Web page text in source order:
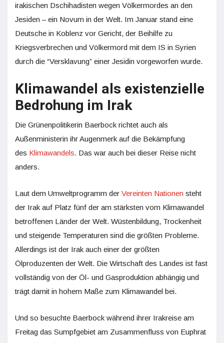
irakischen Dschihadisten wegen Völkermordes an den
Jesiden – ein Novum in der Welt. Im Januar stand eine
Deutsche in Koblenz vor Gericht, der Beihilfe zu
Kriegsverbrechen und Völkermord mit dem IS in Syrien
durch die “Versklavung” einer Jesidin vorgeworfen wurde.
Klimawandel als existenzielle
Bedrohung im Irak
Die Grünenpolitikerin Baerbock richtet auch als
Außenministerin ihr Augenmerk auf die Bekämpfung
des Klimawandels. Das war auch bei dieser Reise nicht
anders.
Laut dem Umweltprogramm der Vereinten Nationen steht
der Irak auf Platz fünf der am stärksten vom Klimawandel
betroffenen Länder der Welt. Wüstenbildung, Trockenheit
und steigende Temperaturen sind die größten Probleme.
Allerdings ist der Irak auch einer der größten
Ölproduzenten der Welt. Die Wirtschaft des Landes ist fast
vollständig von der Öl- und Gasproduktion abhängig und
trägt damit in hohem Maße zum Klimawandel bei.
Und so besuchte Baerbock während ihrer Irakreise am
Freitag das Sumpfgebiet am Zusammenfluss von Euphrat